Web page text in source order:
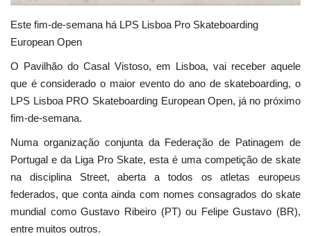
Lazer
Ambiente
Este fim-de-semana há LPS Lisboa Pro Skateboarding
European Open
O Pavilhão do Casal Vistoso, em Lisboa, vai receber aquele
que é considerado o maior evento do ano de skateboarding, o
LPS Lisboa PRO Skateboarding European Open, já no próximo
fim-de-semana.
Numa organização conjunta da Federação de Patinagem de
Portugal e da Liga Pro Skate, esta é uma competição de skate
na disciplina Street, aberta a todos os atletas europeus
federados, que conta ainda com nomes consagrados do skate
mundial como Gustavo Ribeiro (PT) ou Felipe Gustavo (BR),
entre muitos outros.